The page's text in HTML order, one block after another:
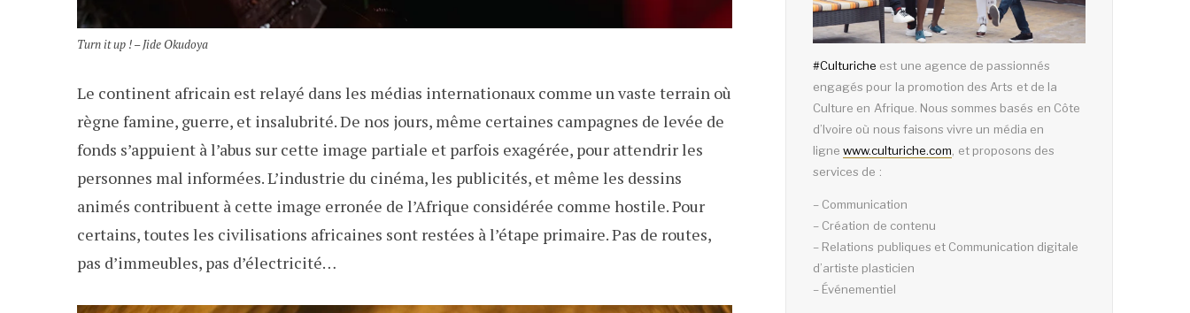
Turn it up ! – Jide Okudoya
Le continent africain est relayé dans les médias internationaux comme un vaste terrain où
règne famine, guerre, et insalubrité. De nos jours, même certaines campagnes de levée de
fonds s’appuient à l’abus sur cette image partiale et parfois exagérée, pour attendrir les
personnes mal informées. L’industrie du cinéma, les publicités, et même les dessins
animés contribuent à cette image erronée de l’Afrique considérée comme hostile. Pour
certains, toutes les civilisations africaines sont restées à l’étape primaire. Pas de routes,
pas d’immeubles, pas d’électricité…
#Culturiche est une agence de passionnés
engagés pour la promotion des Arts et de la
Culture en Afrique. Nous sommes basés en Côte
d’Ivoire où nous faisons vivre un média en
lignewww.culturiche.com , et proposons des
services de :
– Communication
– Création de contenu
– Relations publiques et Communication digitale
d’artiste plasticien
– Événementiel